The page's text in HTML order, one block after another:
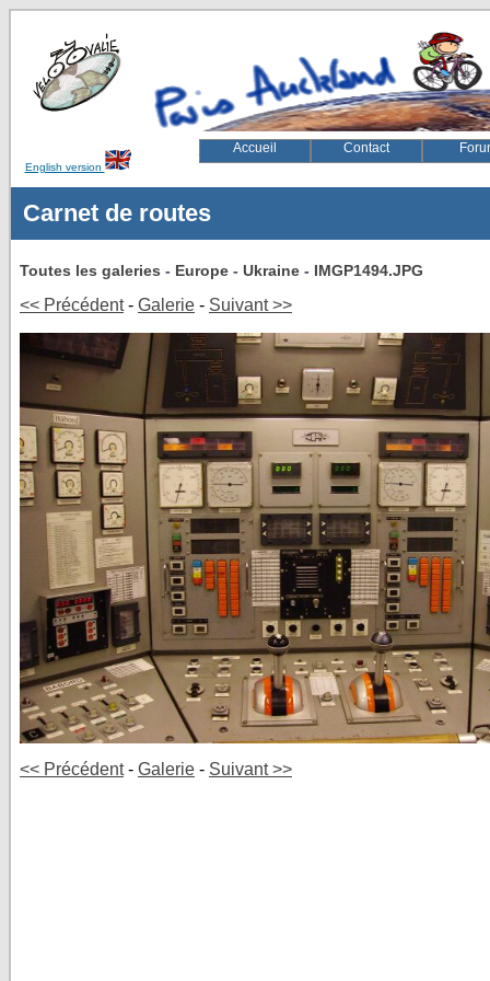
English version
Accueil Contact
Carnet de routes
Toutes les galeries - Europe - Ukraine - IMGP1494.JPG
<< Précédent - Galerie - Suivant >>
<< Précédent - Galerie - Suivant >>